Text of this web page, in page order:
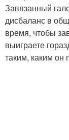
Завязанный
дисбаланс в
время, чтобы
выиграете
таким, каким он